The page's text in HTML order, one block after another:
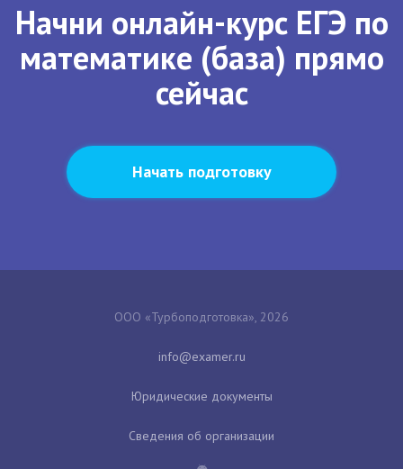
Начни онлайн-курс ЕГЭ по
математике (база) прямо
сейчас
Начать подготовку
ООО «Турбоподготовка», 2026
Юридические документы
Сведения об организации